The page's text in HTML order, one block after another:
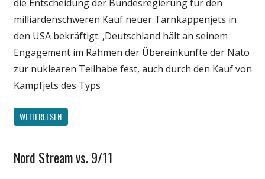
die Entscheidung der Bundesregierung für den
milliardenschweren Kauf neuer Tarnkappenjets in
den USA bekräftigt. ‚Deutschland hält an seinem
Engagement im Rahmen der Übereinkünfte der Nato
zur nuklearen Teilhabe fest, auch durch den Kauf von
Kampfjets des Typs
WEITERLESEN
Gesellschaft
Nord Stream vs. 9/11